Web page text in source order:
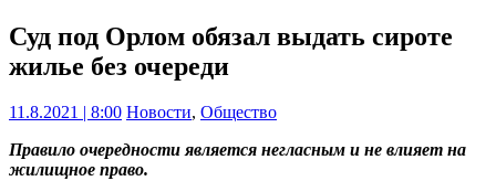
Суд под Орлом обязал выдать сироте
жилье без очереди
11.8.2021 | 8:00 Новости, Общество
Правило очередности является негласным и не влияет на
жилищное право.